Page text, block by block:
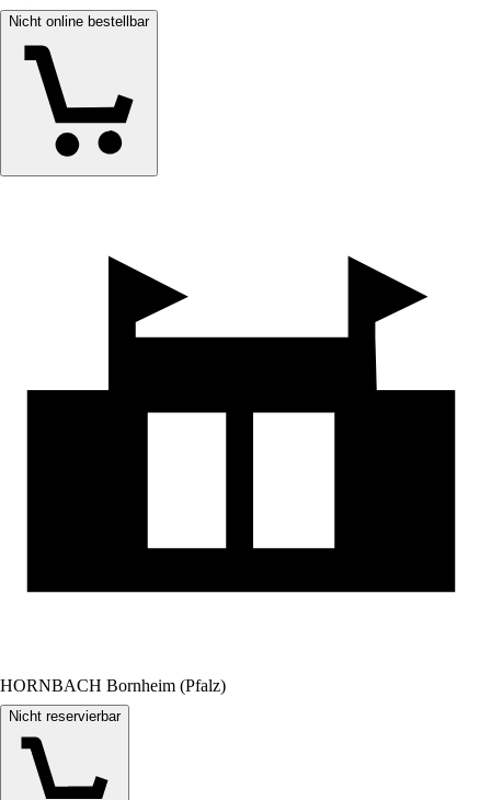
Nicht online bestellbar
HORNBACH Bornheim (Pfalz)
Nicht reservierbar